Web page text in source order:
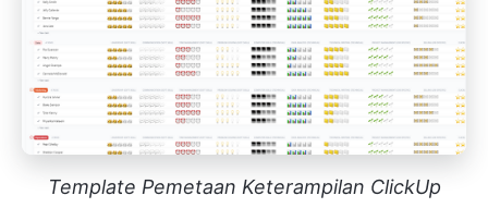
Template Pemetaan Keterampilan ClickUp